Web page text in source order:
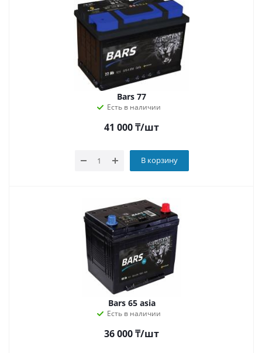
Bars 77
Есть в наличии
41 000₸/шт
В корзину
Bars 65 asia
Есть в наличии
36 000₸/шт